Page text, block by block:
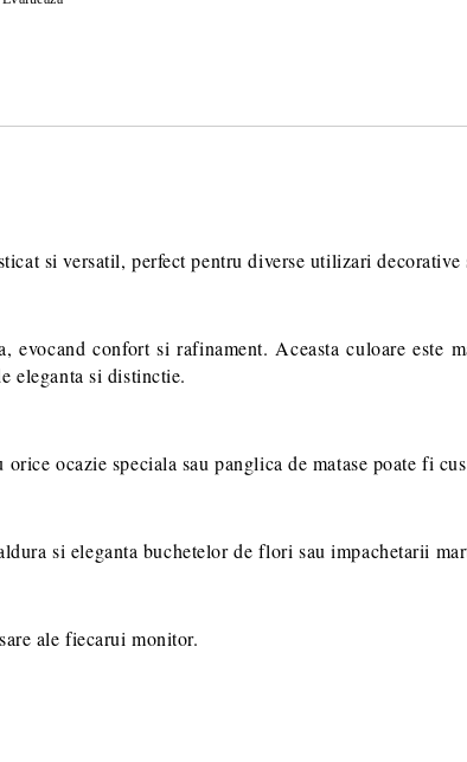
si versatil, perfect pentru diverse utilizari decorative
evocand confort si rafinament. Aceasta culoare este
eleganta si distinctie.
ocazie speciala sau panglica de matase poate fi
si eleganta buchetelor de flori sau impachetarii
ale fiecarui monitor.